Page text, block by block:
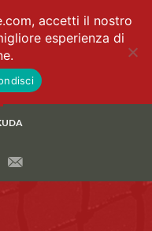
accetti il nostro
esperienza di